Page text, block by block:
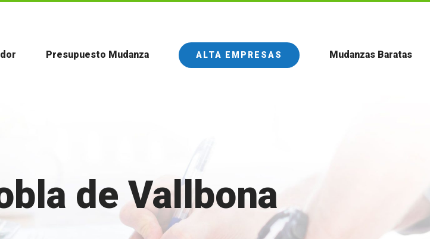
Presupuesto Mudanza ALTA EMPRESAS Mudanzas Baratas
de Vallbona